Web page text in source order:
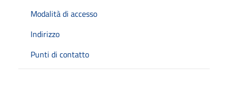
Modalità di accesso
Indirizzo
Punti di contatto